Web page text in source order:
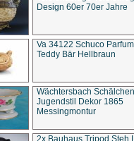
Design 60er 70er Jahre
Va 34122 Schuco
Teddy Bär Hellbraun
Wächtersbach Schälchen
Jugendstil Dekor 1865
Messingmontur
2x Bauhaus Tripod Steh